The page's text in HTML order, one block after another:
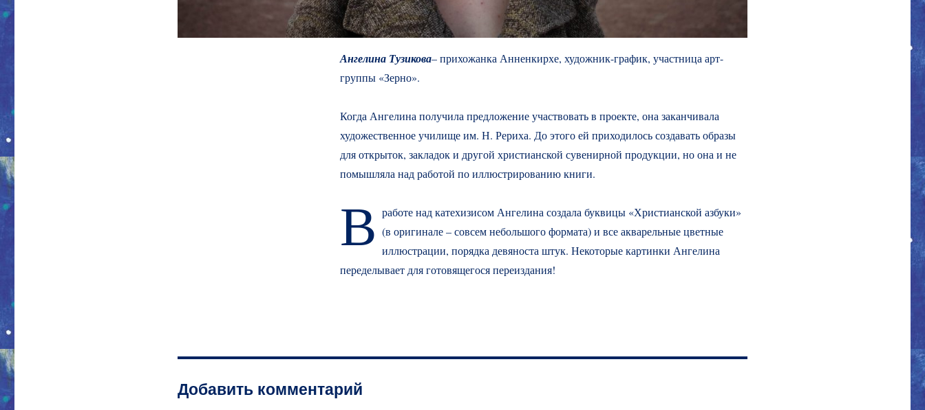
Ангелина Тузикова– прихожанка Анненкирхе, художник-график, участница арт-
группы «Зерно».
Когда Ангелина получила предложение участвовать в проекте, она заканчивала
художественное училище им. Н. Рериха. До этого ей приходилось создавать образы
для открыток, закладок и другой христианской сувенирной продукции, но она и не
помышляла над работой по иллюстрированию книги.
В работе над катехизисом Ангелина создала буквицы «Христианской азбуки»
(в оригинале – совсем небольшого формата) и все акварельные цветные
иллюстрации, порядка девяноста штук. Некоторые картинки Ангелина
переделывает для готовящегося переиздания!
Добавить комментарий